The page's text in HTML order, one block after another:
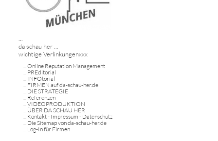
da schau her ...
wichtige Verlinkungenxxx
Online Reputation Management
PREditorial
INFOtorial
FIRMEN auf da-schau-her.de
DIE STRATEGIE
Referenzen
VIDEOPRODUKTION
ÜBER DA SCHAU HER
Kontakt - Impressum - Datenschutz
Die Sitemap von da-schau-her.de
Log-In für Firmen